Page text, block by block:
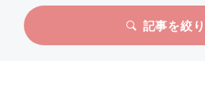
記事を絞